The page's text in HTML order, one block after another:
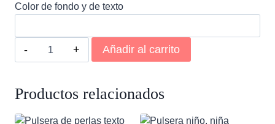
Color de fondo y de texto
Pulsera
soy
equipo
Añadir al carrito
Productos relacionados